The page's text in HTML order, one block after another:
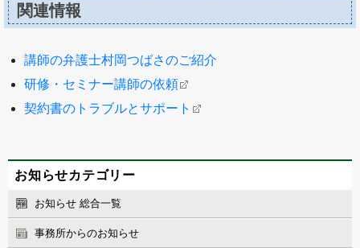
関連情報
講師の弁護士村岡つばさのご紹介
研修・セミナー講師の依頼
契約書のトラブルとサポート
お知らせカテゴリー
お知らせ 総合一覧
事務所からのお知らせ